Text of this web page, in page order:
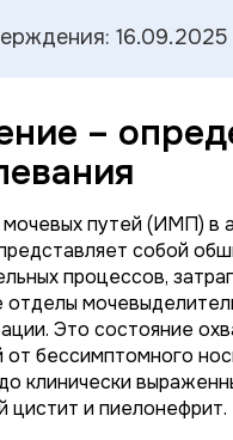
16.09.2025
–
путей (ИМП) в
собой
процессов,
отделы
Это состояние
от бессимптомного
клинически
цистит и пиелонефрит.